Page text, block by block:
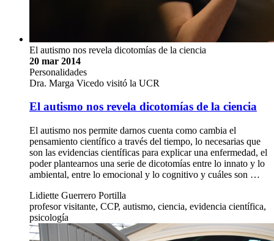
El autismo nos revela dicotomías de la ciencia
20 mar 2014
Personalidades
Dra. Marga Vicedo visitó la UCR
El autismo nos revela dicotomías de la ciencia
El autismo nos permite darnos cuenta como cambia el
pensamiento científico a través del tiempo, lo necesarias que
son las evidencias científicas para explicar una enfermedad, el
poder plantearnos una serie de dicotomías entre lo innato y lo
ambiental, entre lo emocional y lo cognitivo y cuáles son …
Lidiette Guerrero Portilla
profesor visitante, CCP, autismo, ciencia, evidencia científica,
psicología